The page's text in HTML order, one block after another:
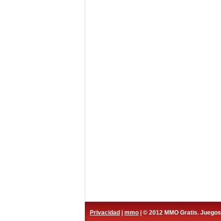
Privacidad mmo | © 2012 MMO Gratis.